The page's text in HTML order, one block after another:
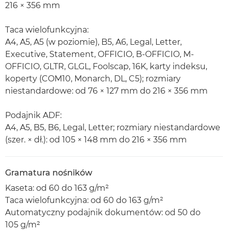
216 × 356 mm
Taca wielofunkcyjna:
A4, A5, A5 (w poziomie), B5, A6, Legal, Letter,
Executive, Statement, OFFICIO, B-OFFICIO, M-
OFFICIO, GLTR, GLGL, Foolscap, 16K, karty indeksu,
koperty (COM10, Monarch, DL, C5); rozmiary
niestandardowe: od 76 × 127 mm do 216 × 356 mm
Podajnik ADF:
A4, A5, B5, B6, Legal, Letter; rozmiary niestandardowe
(szer. × dł.): od 105 × 148 mm do 216 × 356 mm
Gramatura nośników
Kaseta: od 60 do 163 g/m²
Taca wielofunkcyjna: od 60 do 163 g/m²
Automatyczny podajnik dokumentów: od 50 do
105 g/m²